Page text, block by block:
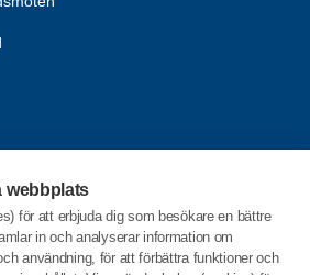
webbplats
för att erbjuda dig som besökare en bättre
in och analyserar information om
användning, för att förbättra funktioner och